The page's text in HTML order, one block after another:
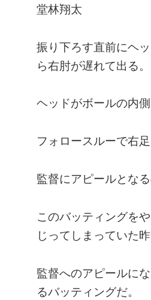
堂林翔太
振り下ろす直前にヘ
ら右肘が遅れて出る。
ヘッドがボールの内側
フォロースルーで右足
監督にアピールとな
このバッティングを
じってしまっていた
監督へのアピールに
るバッティングだ。